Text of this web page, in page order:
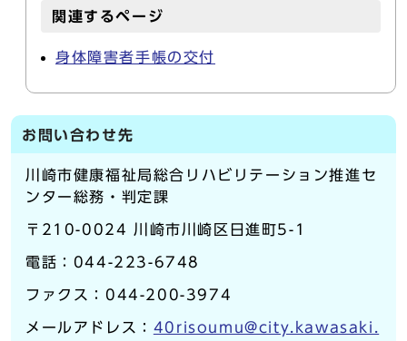
関連するページ
身体障害者手帳の交付
お問い合わせ先
川崎市健康福祉局総合リハビリテーション推進セ
ンター総務・判定課
〒210-0024 川崎市川崎区日進町5-1
電話：044-223-6748
ファクス：044-200-3974
メールアドレス： 40risoumu@city.kawasaki.